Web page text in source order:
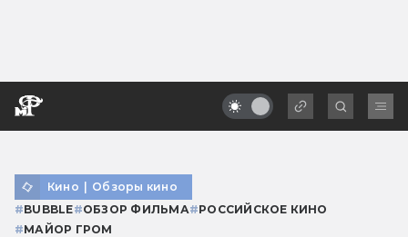
Кино | Обзоры кино
#BUBBLE#ОБЗОР ФИЛЬМА#РОССИЙСКОЕ КИНО
#МАЙОР ГРОМ